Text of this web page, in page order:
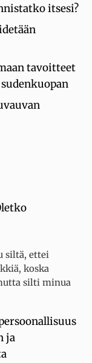
itsesi?
tavoitteet
siltä, ettei
koska
silti minua
ja